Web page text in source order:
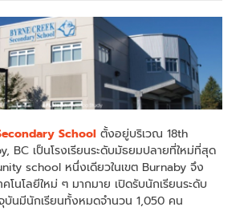
School ตั้งอยู่บริเวณ 18th
BC เป็นโรงเรียนระดับมัธยมปลายที่ใหม่ที่สุด
school หนึ่งเดียวในเขต Burnaby จึง
โนโลยีใหม่ ๆ มากมาย เปิดรับนักเรียนระดับ
บันมีนักเรียนทั้งหมดจำนวน 1,050 คน